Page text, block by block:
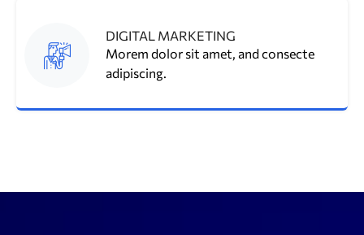
DIGITAL MARKETING
Morem dolor sit amet, and consecte
adipiscing.